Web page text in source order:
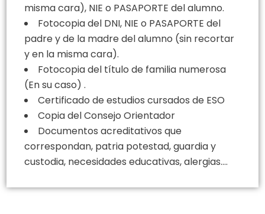
misma cara), NIE o PASAPORTE del alumno.
Fotocopia del DNI, NIE o PASAPORTE del
padre y de la madre del alumno (sin recortar
y en la misma cara).
Fotocopia del título de familia numerosa
(En su caso) .
Certificado de estudios cursados de ESO
Copia del Consejo Orientador
Documentos acreditativos que
correspondan, patria potestad, guardia y
custodia, necesidades educativas, alergias….